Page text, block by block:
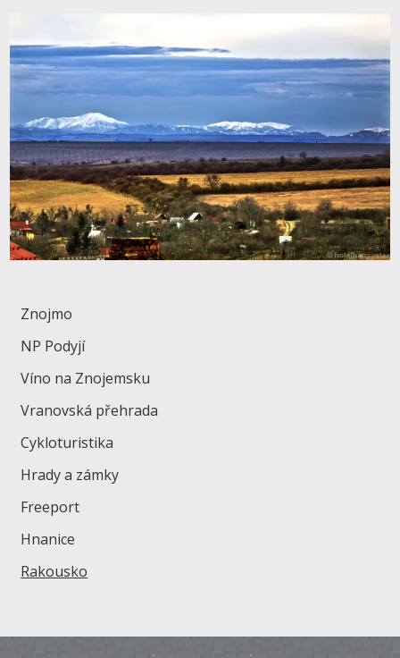
Znojmo
NP Podyjí
Víno na Znojemsku
Vranovská přehrada
Cykloturistika
Hrady a zámky
Freeport
Hnanice
Rakousko